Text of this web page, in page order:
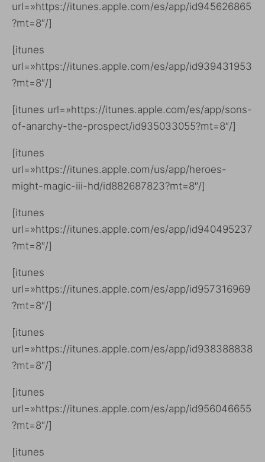
url=»https://itunes.apple.com/es/app/id945626865
?mt=8″/]
[itunes
url=»https://itunes.apple.com/es/app/id939431953
?mt=8″/]
[itunes url=»https://itunes.apple.com/es/app/sons-
of-anarchy-the-prospect/id935033055?mt=8″/]
[itunes
url=»https://itunes.apple.com/us/app/heroes-
might-magic-iii-hd/id882687823?mt=8″/]
[itunes
url=»https://itunes.apple.com/es/app/id940495237
?mt=8″/]
[itunes
url=»https://itunes.apple.com/es/app/id957316969
?mt=8″/]
[itunes
url=»https://itunes.apple.com/es/app/id938388838
?mt=8″/]
[itunes
url=»https://itunes.apple.com/es/app/id956046655
?mt=8″/]
[itunes